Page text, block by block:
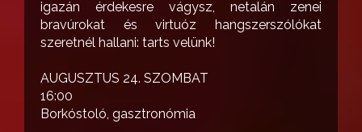
igazán érdekesre vágysz, netalán zenei
bravúrokat és virtuóz hangszerszólókat
szeretnél hallani: tarts velünk!
AUGUSZTUS 24. SZOMBAT
16:00
Borkóstoló, gasztronómia